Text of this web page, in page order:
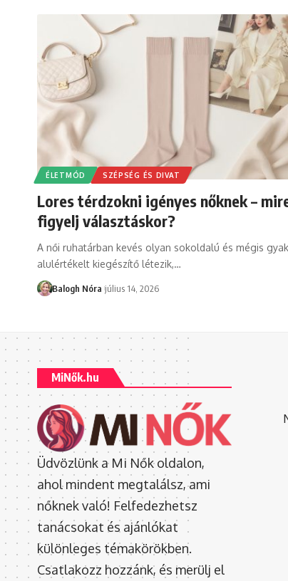
ÉLETMÓD SZÉPSÉG ÉS DIVAT
Lores térdzokni igényes nőknek –
figyelj választáskor?
A női ruhatárban kevés olyan sokoldalú és mégis
alulértékelt kiegészítő létezik,…
Balogh Nóra július 14, 2026
MiNők.hu
Üdvözlünk a Mi Nők oldalon,
ahol mindent megtalálsz, ami
nőknek való! Felfedezhetsz
tanácsokat és ajánlókat
különleges témakörökben.
Csatlakozz hozzánk, és merülj el